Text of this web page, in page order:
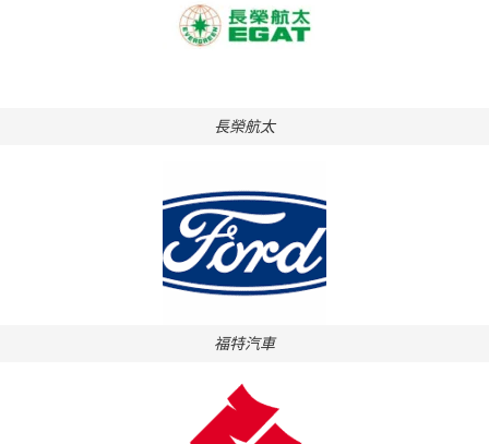
長榮航太
福特汽車